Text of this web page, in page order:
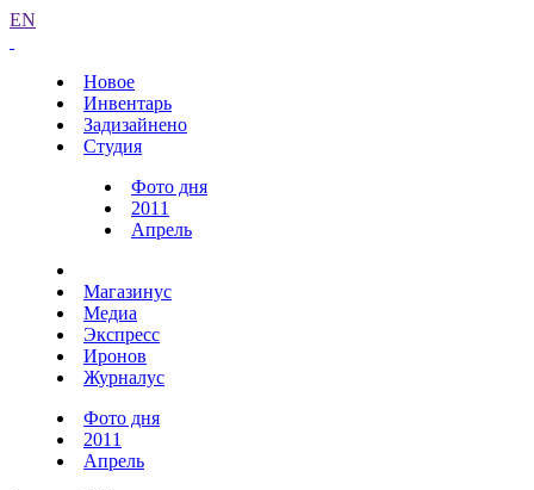
EN
Новое
Инвентарь
Задизайнено
Студия
Фото дня
2011
Апрель
Магазинус
Медиа
Экспресс
Иронов
Журналус
Фото дня
2011
Апрель